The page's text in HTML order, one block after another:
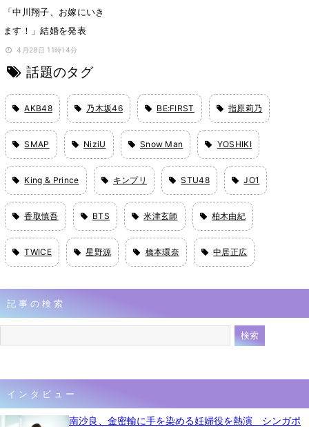
「中川翔子、お嫁にいき
ます！」結婚を発表
4月28日 11時14分
話題のタグ
AKB48 乃木坂46 BE:FIRST 指原莉乃
SMAP NiziU Snow Man YOSHIKI
King & Prince キンプリ STU48 JO1
香取慎吾 BTS 米津玄師 柏木由紀
TWICE 星野源 橋本環奈 中居正広
記事の検索
インタビュー
南沙良、金密輸に手を染める妊婦役を熱演 シンガポ